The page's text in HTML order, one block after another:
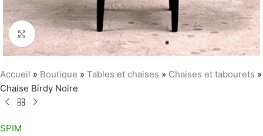
Agrandir
Accueil » Boutique » Tables et chaises » Chaises et tabourets »
Chaise Birdy Noire
SPIM